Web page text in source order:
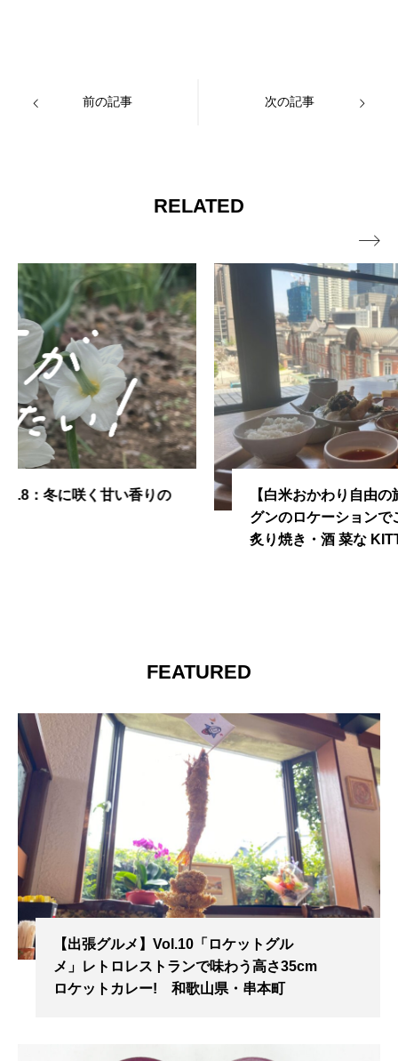
前の記事 次の記事
RELATED
【白米おかわり自由の旅！Vol.3】絶品料理とバツ
グンのロケーションでご飯が進む！「おばんざい・
炙り焼き・酒 菜な KITTE丸の内店」

FEATURED
【出張グルメ】Vol.10「ロケットグル
メ」レトロレストランで味わう高さ35cm
ロケットカレー! 和歌山県・串本町